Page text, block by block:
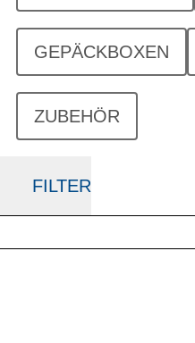
GEPÄCKBOXEN
ZUBEHÖR
FILTER